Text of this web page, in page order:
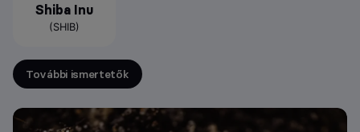
Shiba Inu
(SHIB)
További ismertetők